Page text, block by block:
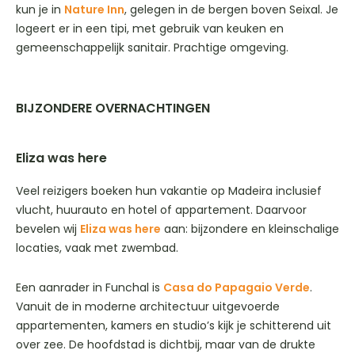
kun je in Nature Inn, gelegen in de bergen boven Seixal. Je
logeert er in een tipi, met gebruik van keuken en
gemeenschappelijk sanitair. Prachtige omgeving.
BIJZONDERE OVERNACHTINGEN
Eliza was here
Veel reizigers boeken hun vakantie op Madeira inclusief
vlucht, huurauto en hotel of appartement. Daarvoor
bevelen wij Eliza was here aan: bijzondere en kleinschalige
locaties, vaak met zwembad.
Een aanrader in Funchal is Casa do Papagaio Verde.
Vanuit de in moderne architectuur uitgevoerde
appartementen, kamers en studio’s kijk je schitterend uit
over zee. De hoofdstad is dichtbij, maar van de drukte